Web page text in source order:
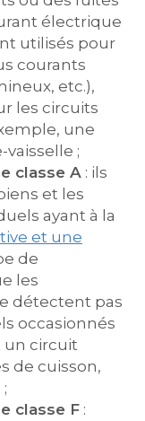
électrique
utilisés pour
courants
etc.),
les circuits
une
;
classe A : ils
et les
ayant à la
et une
de
les
détectent pas
occasionnés
un circuit
de cuisson,
classe F :